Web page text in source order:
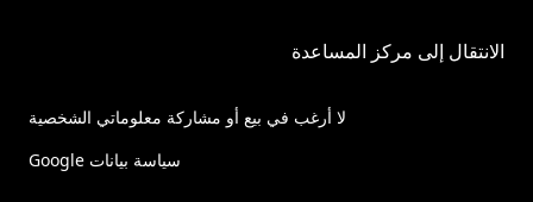
الانتقال إلى مركز المساعدة
لا أرغب في بيع أو مشاركة معلوماتي الشخصية
سياسة بيانات Google